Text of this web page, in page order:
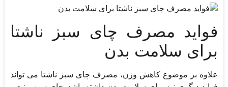
فواید مصرف چای سبز ناشتا
برای سلامت بدن
علاوه بر موضوع کاهش وزن، مصرف چای سبز ناشتا می تواند